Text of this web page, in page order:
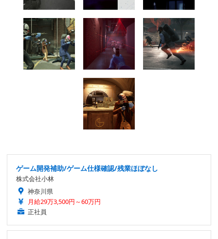
ゲーム開発補助/ゲーム仕様確認/残業ほぼなし
株式会社小林
神奈川県
月給29万3,500円～60万円
正社員